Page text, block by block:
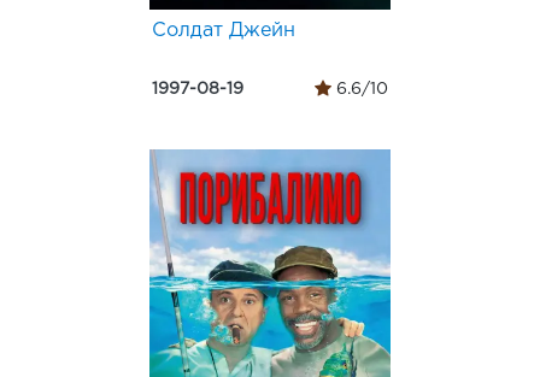
Солдат Джейн
1997-08-19 6.6/10